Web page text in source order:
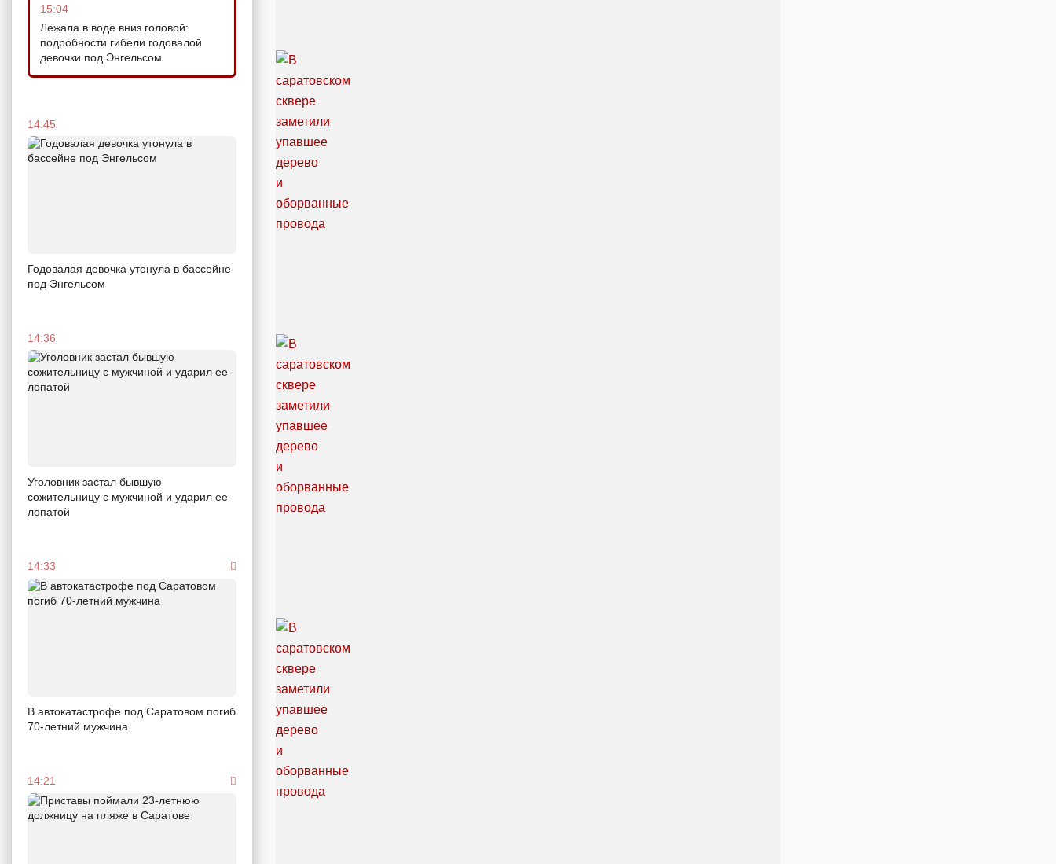
15:04
Лежала в воде вниз головой:
подробности гибели годовалой
девочки под Энгельсом
14:45
Годовалая девочка утонула в бассейне
под Энгельсом
14:36
Уголовник застал бывшую
сожительницу с мужчиной и ударил ее
лопатой
14:33
В автокатастрофе под Саратовом погиб
70-летний мужчина
14:21